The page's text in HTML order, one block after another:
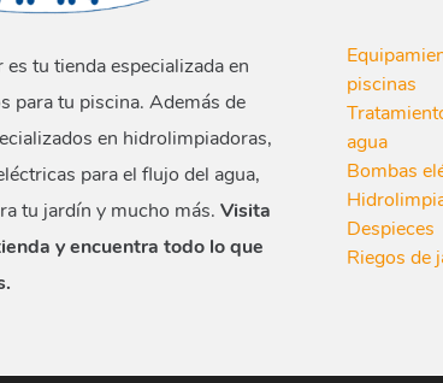
tu tienda especializada en
para tu piscina. Además de
en hidrolimpiadoras,
para el flujo del agua,
tu jardín y mucho más. Visita
y encuentra todo lo que
piscinas
agua
Bombas
Despieces
Riegos de